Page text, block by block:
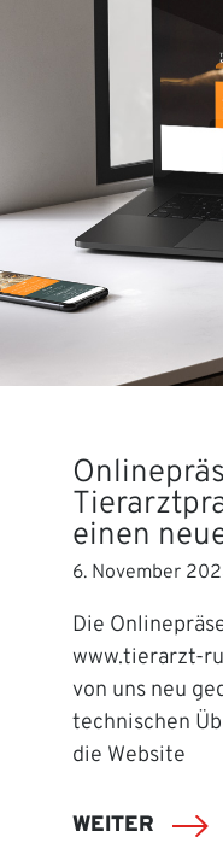
einen
6. November
Die
www.tierarzt-
von uns neu
technischen
die Website
WEITER